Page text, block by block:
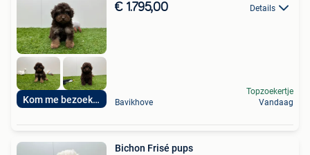
Kom me bezoeken
€ 1.795,00 Details
Bavikhove
Topzoekertje
Vandaag
Bichon Frisé pups